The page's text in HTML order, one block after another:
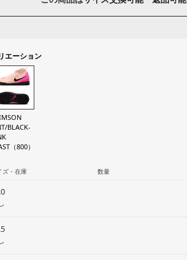
エーション
BLACK-
（800）
ズ・在庫 数量